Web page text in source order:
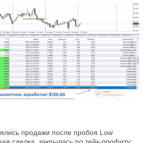
продажи после пробоя Low